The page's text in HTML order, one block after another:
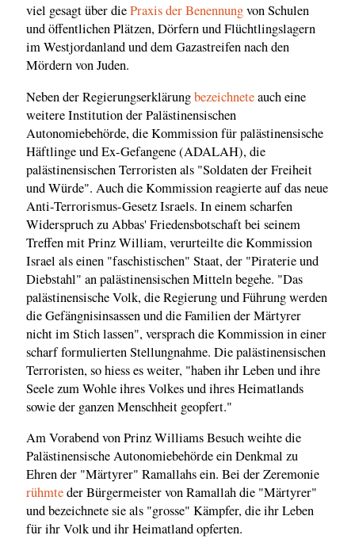
viel gesagt über diePraxis der Benennungvon Schulen
und öffentlichen Plätzen, Dörfern und Flüchtlingslagern
im Westjordanland und dem Gazastreifen nach den
Mördern von Juden.
Neben der Regierungserklärungbezeichneteauch eine
weitere Institution der Palästinensischen
Autonomiebehörde, die Kommission für palästinensische
Häftlinge und Ex-Gefangene (ADALAH), die
palästinensischen Terroristen als "Soldaten der Freiheit
und Würde". Auch die Kommission reagierte auf das neue
Anti-Terrorismus-Gesetz Israels. In einem scharfen
Widerspruch zu Abbas' Friedensbotschaft bei seinem
Treffen mit Prinz William, verurteilte die Kommission
Israel als einen "faschistischen" Staat, der "Piraterie und
Diebstahl" an palästinensischen Mitteln begehe. "Das
palästinensische Volk, die Regierung und Führung werden
die Gefängnisinsassen und die Familien der Märtyrer
nicht im Stich lassen", versprach die Kommission in einer
scharf formulierten Stellungnahme. Die palästinensischen
Terroristen, so hiess es weiter, "haben ihr Leben und ihre
Seele zum Wohle ihres Volkes und ihres Heimatlands
sowie der ganzen Menschheit geopfert."
Am Vorabend von Prinz Williams Besuch weihte die
Palästinensische Autonomiebehörde ein Denkmal zu
Ehren der "Märtyrer" Ramallahs ein. Bei der Zeremonie
rühmteder Bürgermeister von Ramallah die "Märtyrer"
und bezeichnete sie als "grosse" Kämpfer, die ihr Leben
für ihr Volk und ihr Heimatland opferten.